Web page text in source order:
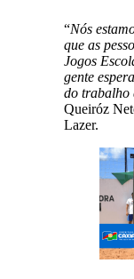
“Nós
que as
Jogos
gente
do trabalho
Queiróz
Lazer.